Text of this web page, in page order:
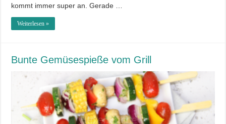
kommt immer super an. Gerade …
Weiterlesen »
Bunte Gemüsespieße vom Grill